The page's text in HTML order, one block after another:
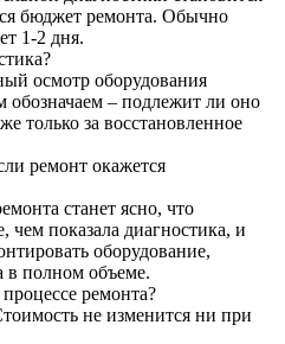
бюджет ремонта. Обычно
1-2 дня.
осмотр оборудования
обозначаем – подлежит ли оно
только за восстановленное
ремонт окажется
станет ясно, что
чем показала диагностика, и
оборудование,
в полном объеме.
ремонта?
не изменится ни при